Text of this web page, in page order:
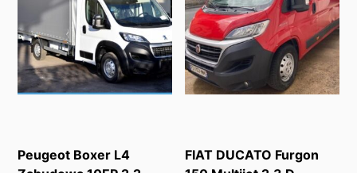
Peugeot Boxer L4
FIAT DUCATO Furgon